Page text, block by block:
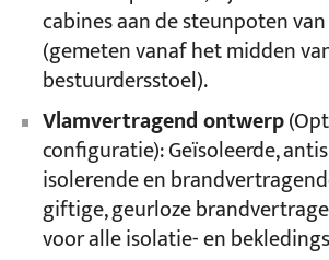
cabines aan de steunpoten
(gemeten vanaf het midden
bestuurdersstoel).
Vlamvertragend ontwerp
configuratie): Geïsoleerde,
isolerende en
giftige, geurloze
voor alle isolatie- en